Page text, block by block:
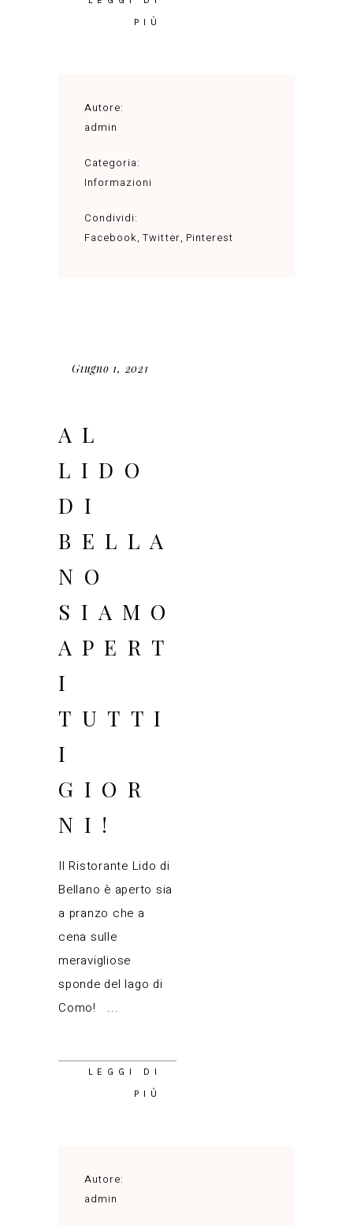
PIÙ
Autore:
admin
Categoria:
Informazioni
Condividi:
Facebook Twitter Pinterest
Giugno 1, 2021
AL
LIDO
DI
BELLA
NO
SIAMO
APERT
I
TUTTI
I
GIOR
NI!
Il Ristorante Lido di
Bellano è aperto sia
a pranzo che a
cena sulle
meravigliose
sponde del lago di
Como!
LEGGI DI
PIÙ
Autore:
admin